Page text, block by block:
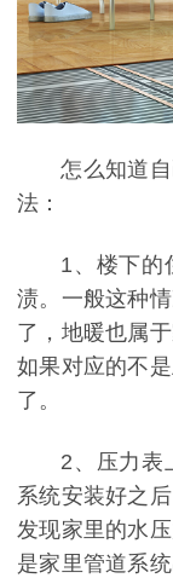
怎么知道
法：
1、 楼下的
渍。一般这种
了，地暖也属
如果对应的不
了。
2、 压力表
系统安装好之
发现家里的水
是家里管道系